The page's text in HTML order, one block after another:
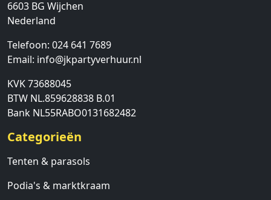
6603 BG Wijchen
Nederland
Telefoon: 024 641 7689
Email: info@jkpartyverhuur.nl
KVK 73688045
BTW NL.859628838 B.01
Bank NL55RABO0131682482
Categorieën
Tenten & parasols
Podia's & marktkraam